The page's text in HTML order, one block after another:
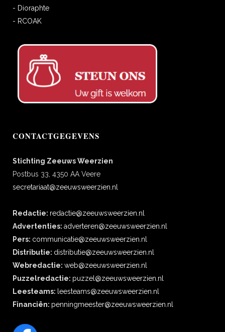
- Dioraphte
- RCOAK
CONTACTGEGEVENS
Stichting Zeeuws Weerzien
Postbus 33, 4350 AA Veere
secretariaat@zeeuwsweerzien.nl
Redactie: redactie@zeeuwsweerzien.nl
Advertenties: adverteren@zeeuwsweerzien.nl
Pers: communicatie@zeeuwsweerzien.nl
Distributie: distributie@zeeuwsweerzien.nl
Webredactie: web@zeeuwsweerzien.nl
Puzzelredactie: puzzel@zeeuwsweerzien.nl
Leesteams: leesteams@zeeuwsweerzien.nl
Financiën: penningmeester@zeeuwsweerzien.nl